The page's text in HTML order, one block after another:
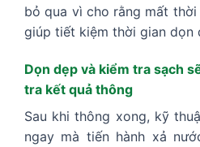
bỏ qua vì cho rằng mất
giúp tiết kiệm thời gian dọn
Dọn dẹp và kiểm tra sạch
tra kết quả thông
Sau khi thông xong, kỹ
ngay mà tiến hành xả